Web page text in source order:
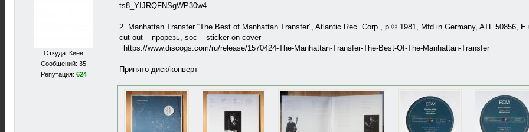
Откуда: Киев
Сообщений: 35
Репутация: 624
ts8_YIJRQFNSgWP30w4
2. Manhattan Transfer “The Best of Manhattan Transfer”, Atlantic Rec. Corp., p © 1981, Mfd in Germany, ATL 50856,
cut out – прорезь, soc – sticker on cover
_https://www.discogs.com/ru/release/1570424-The-Manhattan-Transfer-The-Best-Of-The-Manhattan-Transfer
Принято диск/конверт